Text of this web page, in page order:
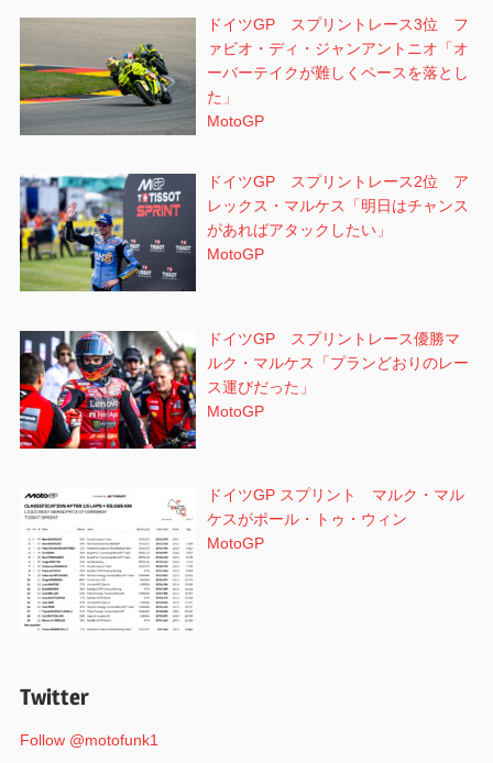
ドイツGP スプリントレース3位 フ
ァビオ・ディ・ジャンアントニオ「オ
ーバーテイクが難しくペースを落とし
た」
MotoGP
ドイツGP スプリントレース2位 ア
レックス・マルケス「明日はチャンス
があればアタックしたい」
MotoGP
ドイツGP スプリントレース優勝マ
ルク・マルケス「プランどおりのレー
ス運びだった」
MotoGP
ドイツGP スプリント マルク・マル
ケスがポール・トゥ・ウィン
MotoGP
Twitter
Follow @motofunk1